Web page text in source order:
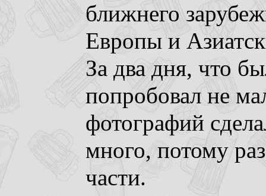
ближнего
Европы и
За два дня, что
попробовал не
фотографий
много, потому
части.